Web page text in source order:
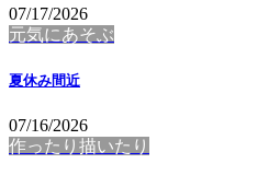
07/17/2026
元気にあそぶ
夏休み間近
07/16/2026
作ったり描いたり